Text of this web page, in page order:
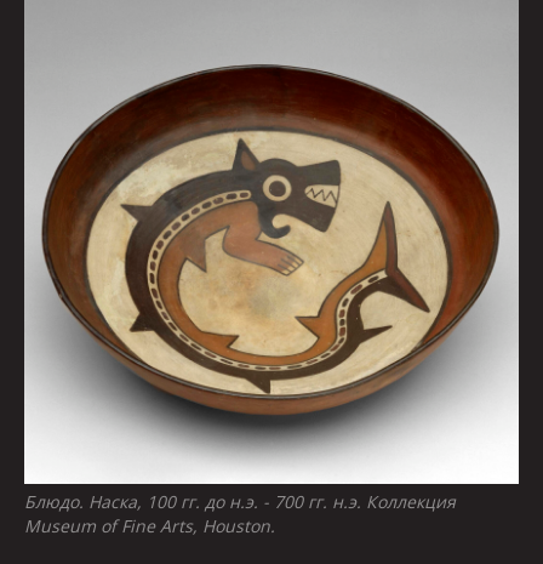
Блюдо. Наска, 100 гг. до н.э. - 700 гг. н.э. Коллекция
Museum of Fine Arts, Houston.